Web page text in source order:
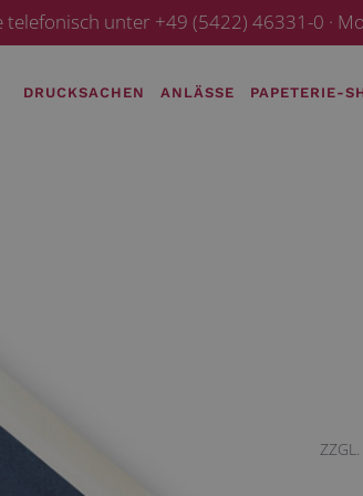
telefonisch unter +49 (5422) 46331-0 ·
DRUCKSACHEN ANLÄSSE PAPETERIE-